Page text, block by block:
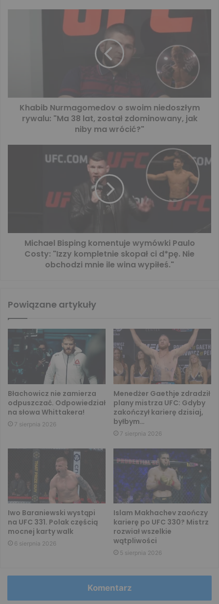
Khabib Nurmagomedov o swoim niedoszłym
rywalu: "Ma 38 lat, został zdominowany, jak
niby ma wrócić?"
Michael Bisping komentuje wymówki Paulo
Costy: "Izzy kompletnie skopał ci d*pę. Nie
obchodzi mnie ile wina wypiłeś."
Powiązane artykuły
Błachowicz nie zamierza
odpuszczać. Odpowiedział
na słowa Whittakera!
7 sierpnia 2026
Menedżer Gaethje zdradził
plany mistrza UFC: Gdyby
zakończył karierę dzisiaj,
byłbym…
7 sierpnia 2026
Iwo Baraniewski wystąpi
na UFC 331. Polak częścią
mocnej karty walk
6 sierpnia 2026
Islam Makhachev zaończy
karierę po UFC 330? Mistrz
rozwiał wszelkie
wątpliwości
5 sierpnia 2026
Komentarz